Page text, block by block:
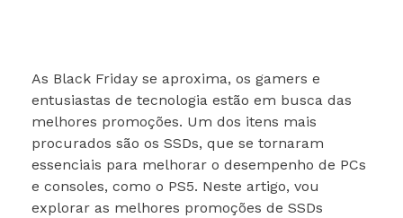
As Black Friday se aproxima, os gamers e
entusiastas de tecnologia estão em busca das
melhores promoções. Um dos itens mais
procurados são os SSDs, que se tornaram
essenciais para melhorar o desempenho de PCs
e consoles, como o PS5. Neste artigo, vou
explorar as melhores promoções de SSDs